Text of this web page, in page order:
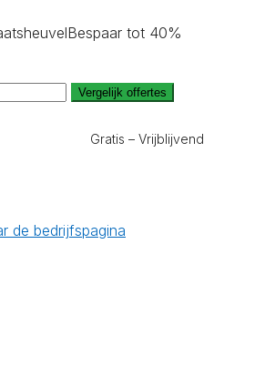
Bespaar tot 40%
Vergelijk offertes
Gratis – Vrijblijvend
de bedrijfspagina